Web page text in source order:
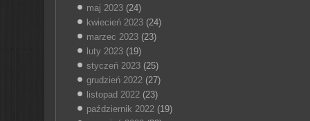
maj 2023(24)
kwiecień 2023(24)
marzec 2023(23)
luty 2023(19)
styczeń 2023(25)
grudzień 2022(27)
listopad 2022(23)
październik 2022(19)